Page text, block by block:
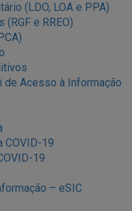
(LDO, LOA e PPA)
e RREO)
de Acesso à Informação
COVID-19
19
– eSIC